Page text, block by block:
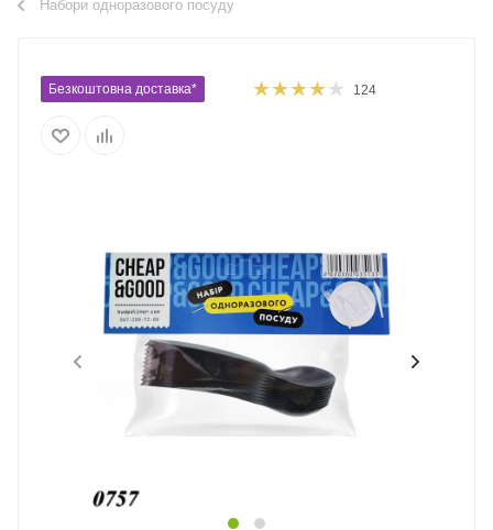
Набори одноразового посуду
Безкоштовна доставка* 124